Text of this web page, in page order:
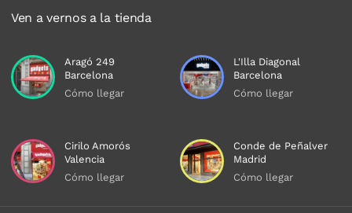
Ven a vernos a la tienda
Aragó 249
Barcelona
Cómo llegar
L'Illa Diagonal
Barcelona
Cómo llegar
Cirilo Amorós
Valencia
Cómo llegar
Conde de Peñalver
Madrid
Cómo llegar